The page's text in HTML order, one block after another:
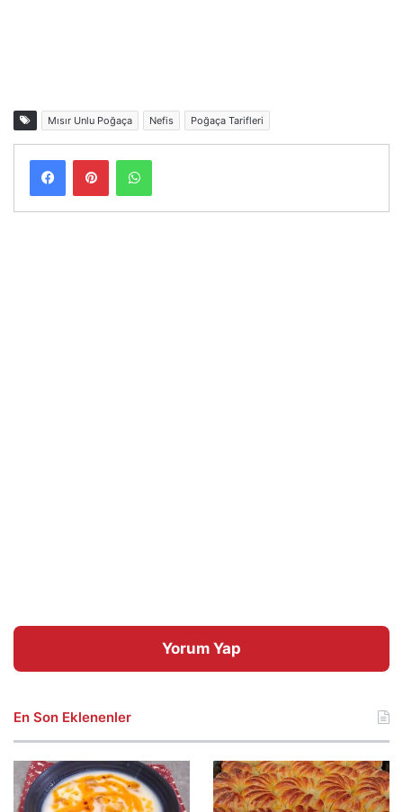
Mısır Unlu Poğaça Nefis Poğaça Tarifleri
FacebookPinterestWhatsApp
Yorum Yap
En Son Eklenenler